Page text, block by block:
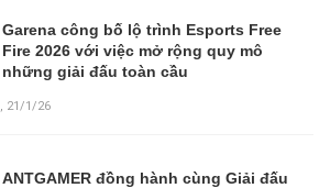
Garena công bố lộ trình Esports Free
Fire 2026 với việc mở rộng quy mô
những giải đấu toàn cầu
, 21/1/26
ANTGAMER đồng hành cùng Giải đấu